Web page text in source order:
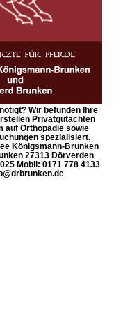
Wir befunden Ihre
Privatgutachten
auf Orthopädie sowie
spezialisiert.
Königsmann-Brunken
27313 Dörverden
Mobil: 0171 778 4133